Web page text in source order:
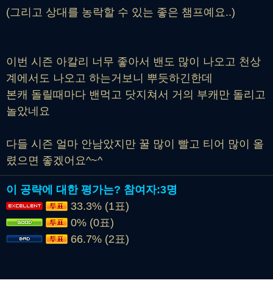
(그리고 상대를 농락할 수 있는 좋은 챔프예요..)
이번 시즌 아칼리 너무 좋아서 밴도 많이 나오고 천상
계에서도 나오고 하는거보니 뿌듯하긴한데
본캐 돌릴때마다 밴먹고 닷지쳐서 거의 부캐만 돌리고
놀았네요
다들 시즌 얼마 안남았지만 꿀 많이 빨고 티어 많이 올
렸으면 좋겠어요^~^
이 공략에 대한 평가는? 참여자:3명
33.3% (1표)
0% (0표)
66.7% (2표)